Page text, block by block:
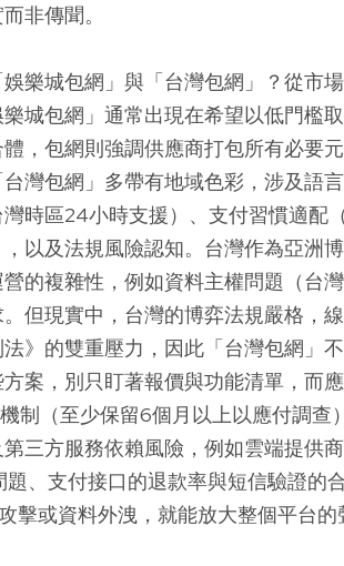
非傳聞。
樂城包網」與「台灣包網」？從市
城包網」通常出現在希望以低門檻
，包網則強調供應商打包所有必要
灣包網」多帶有地域色彩，涉及語
時區24小時支援）、支付習慣適配
以及法規風險認知。台灣作為亞洲
的複雜性，例如資料主權問題（台
但現實中，台灣的博弈法規嚴格，
》的雙重壓力，因此「台灣包網」
案，別只盯著報價與功能清單，而
制（至少保留6個月以上以應付調查
三方服務依賴風險，例如雲端提供
、支付接口的退款率與短信驗證的
擊或資料外洩，就能放大整個平台的